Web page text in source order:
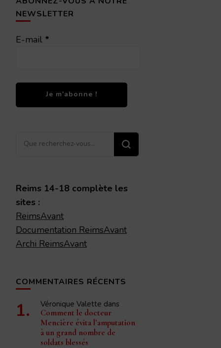
NEWSLETTER
E-mail *
Vous
Reims 14-18 complète les
sites :
ReimsAvant
Documentation ReimsAvant
Archi ReimsAvant
COMMENTAIRES RÉCENTS
Véronique Valette dans
Comment le docteur
Mencière évita l’amputation
à un grand nombre de
soldats blessés